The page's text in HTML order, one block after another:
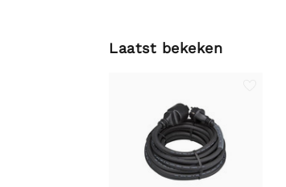
Laatst bekeken